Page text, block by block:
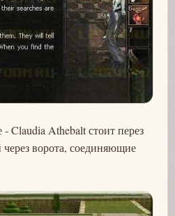
Claudia Athebalt стоит перез
ворота, соединяющие